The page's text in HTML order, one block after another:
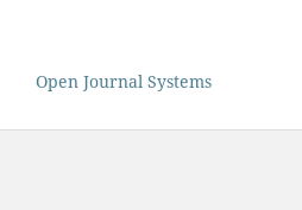
Open Journal Systems